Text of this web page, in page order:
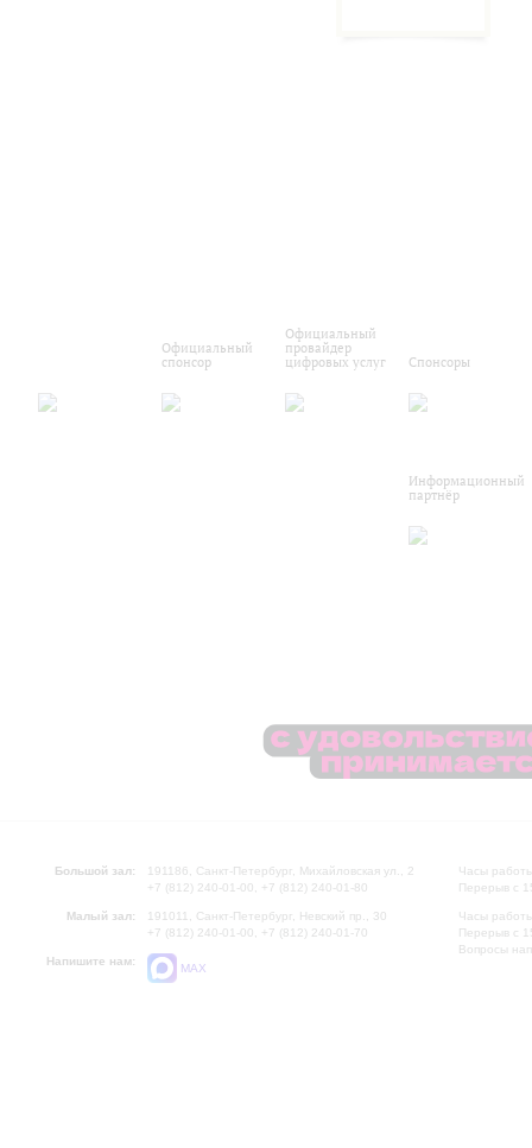
Официальный
спонсор
Официальный
провайдер
цифровых услуг
Спонсоры
Информационный
партнёр
Большой зал:
191186, Санкт-Петербург, Михайловская ул., 2
+7 (812) 240-01-00, +7 (812) 240-01-80
Малый зал:
191011, Санкт-Петербург, Невский пр., 30
+7 (812) 240-01-00, +7 (812) 240-01-70
Напишите нам:
MAX
Часы
Перерыв с
Часы
Перерыв с
Вопросы